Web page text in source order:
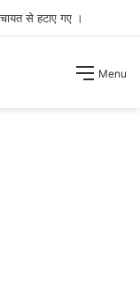
से हटाए गए ।
Menu